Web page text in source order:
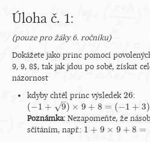
Úloha č. 1:
(pouze pro žáky 6. ročníku)
Dokážete jako princ pomocí
9, 9, 8$, tak jak jdou po sobě, získat
názornost
kdyby chtěl princ výsledek26
26:
(−1 + 9
–
√ ) × 9 + 8 = (−1 + 3)
(−1+ 9)× 9+8= (− 1+ 3)×9 +8= 26.
Poznámka: Nezapomeňte, že
sčítáním, např.: 1 + 9 × 9 + 8 =
1 +9×9 +8 =1 +81+ 8=